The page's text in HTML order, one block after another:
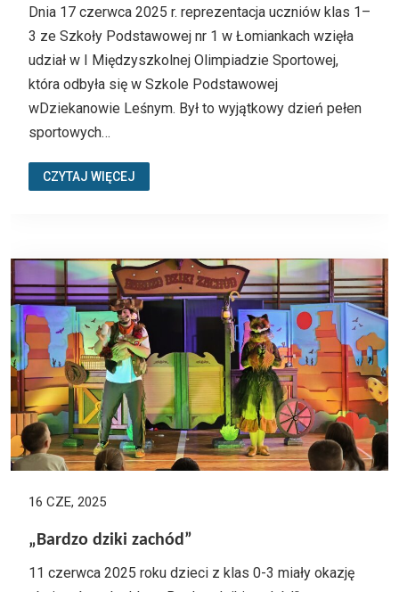
Dnia 17 czerwca 2025 r. reprezentacja uczniów klas 1–
3 ze Szkoły Podstawowej nr 1 w Łomiankach wzięła
udział w I Międzyszkolnej Olimpiadzie Sportowej,
która odbyła się w Szkole Podstawowej
wDziekanowie Leśnym. Był to wyjątkowy dzień pełen
sportowych…
CZYTAJ WIĘCEJ
16 CZE, 2025
„Bardzo dziki zachód”
11 czerwca 2025 roku dzieci z klas 0-3 miały okazję